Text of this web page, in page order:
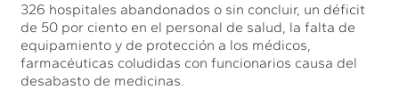
326 hospitales abandonados o sin concluir, un déficit
de 50 por ciento en el personal de salud, la falta de
equipamiento y de protección a los médicos,
farmacéuticas coludidas con funcionarios causa del
desabasto de medicinas.